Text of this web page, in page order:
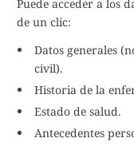
Puede acceder a los
de un clic:
Datos generales
civil).
Historia de la
Estado de salud.
Antecedentes